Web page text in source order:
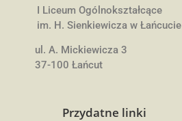
I Liceum Ogólnokształcące
im. H. Sienkiewicza w Łańcucie
ul. A. Mickiewicza 3
37-100 Łańcut
Przydatne linki